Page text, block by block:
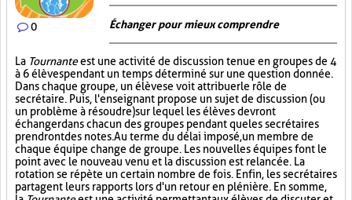
0 Échanger pour mieux comprendre
La Tournanteest une activité de discussion tenue en groupes de 4
à 6 élèves pendant un temps déterminé sur une question donnée.
Dans chaque groupe, un élève se voit attribuer le rôle de
secrétaire. Puis, l'enseignant propose un sujet de discussion (ou
un problème à résoudre) sur lequel les élèves devront
échanger dans chacun des groupes pendant que les secrétaires
prendront des notes. Au terme du délai imposé, un membre de
chaque équipe change de groupe. Les nouvelles équipes font le
point avec le nouveau venu et la discussion est relancée. La
rotation se répète un certain nombre de fois. Enfin, les secrétaires
partagent leurs rapports lors d'un retour en plénière. En somme,